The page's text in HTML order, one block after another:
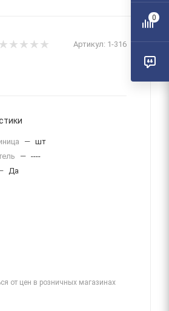
Артикул: 1-316
— шт
— ----
Да
от цен в розничных магазинах
0